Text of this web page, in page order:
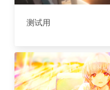
测试用